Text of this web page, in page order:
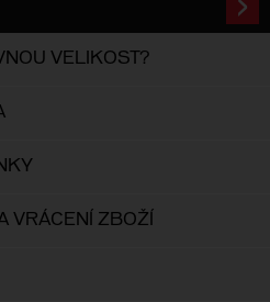
VELIKOST?
VRÁCENÍ ZBOŽÍ